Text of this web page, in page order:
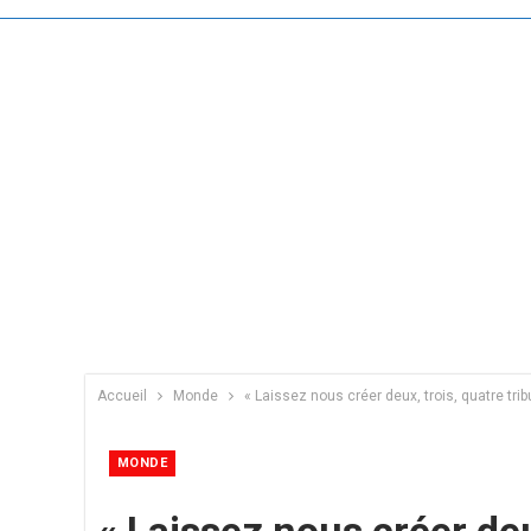
Accueil Monde « Laissez nous créer deux, trois, quatre
MONDE